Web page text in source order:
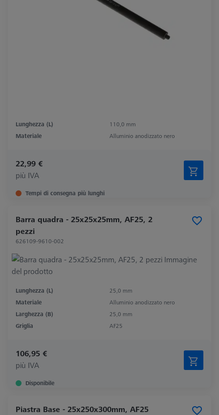
Lunghezza (L)
110,0 mm
Materiale
Alluminio anodizzato nero
22,99 €
più IVA
Tempi di consegna più lunghi
Barra quadra - 25x25x25mm, AF25, 2
pezzi
626109-9610-002
Lunghezza (L)
25,0 mm
Materiale
Alluminio anodizzato nero
Larghezza (B)
25,0 mm
Griglia
AF25
106,95 €
più IVA
Disponibile
Piastra Base - 25x250x300mm, AF25